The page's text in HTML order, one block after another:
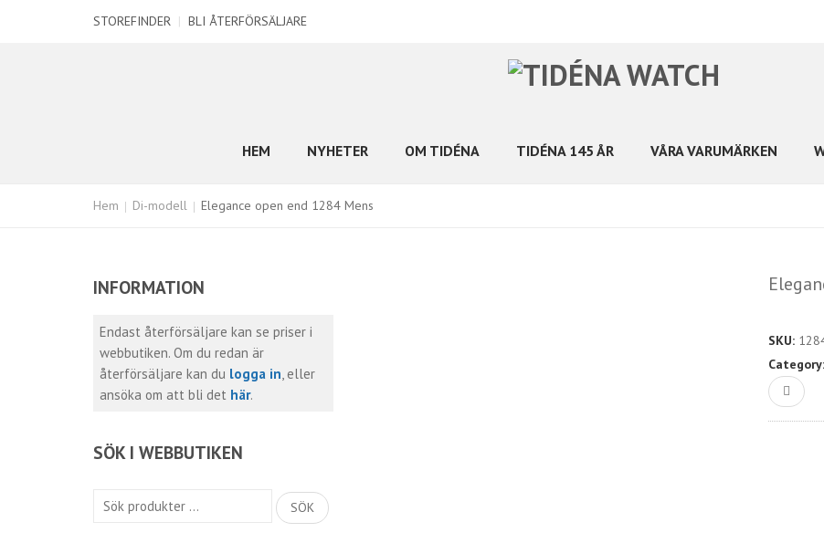
STOREFINDER | BLI ÅTERFÖRSÄLJARE
HEM NYHETER OM TIDÉNA TIDÉNA 145 ÅR VÅRA VARUMÄRKEN
Hem Di-modell Elegance open end 1284 Mens
INFORMATION
Endast återförsäljare kan se priser i
webbutiken. Om du redan är
återförsäljare kan du logga in, eller
ansöka om att bli det här.
SÖK I WEBBUTIKEN
Sök
SÖK
SKU:
Category: